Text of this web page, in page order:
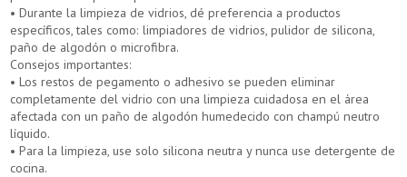
• Durante la limpieza de vidrios, dé preferencia a productos
específicos, tales como: limpiadores de vidrios, pulidor de silicona,
paño de algodón o microfibra.
Consejos importantes:
• Los restos de pegamento o adhesivo se pueden eliminar
completamente del vidrio con una limpieza cuidadosa en el área
afectada con un paño de algodón humedecido con champú neutro
líquido.
• Para la limpieza, use solo silicona neutra y nunca use detergente de
cocina.